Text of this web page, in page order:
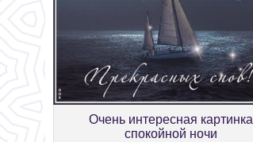
Очень интересная картинка
спокойной ночи